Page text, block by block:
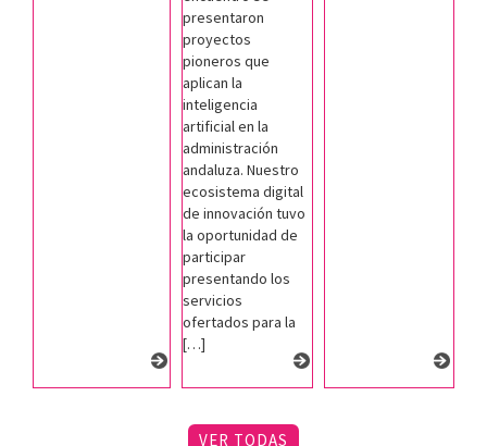
presentaron
proyectos
pioneros que
aplican la
inteligencia
artificial en la
administración
andaluza. Nuestro
ecosistema digital
de innovación tuvo
la oportunidad de
participar
presentando los
servicios
ofertados para la
[…]
VER TODAS